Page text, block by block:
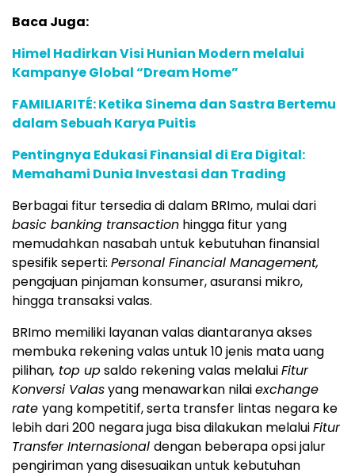
Baca Juga:
Himel Hadirkan Visi Hunian Modern melalui
Kampanye Global “Dream Home”
FAMILIARITÉ: Ketika Sinema dan Sastra Bertemu
dalam Sebuah Karya Puitis
Pentingnya Edukasi Finansial di Era Digital:
Memahami Dunia Investasi dan Trading
Berbagai fitur tersedia di dalam BRImo, mulai dari
basic banking transaction hingga fitur yang
memudahkan nasabah untuk kebutuhan finansial
spesifik seperti: Personal Financial Management,
pengajuan pinjaman konsumer, asuransi mikro,
hingga transaksi valas.
BRImo memiliki layanan valas diantaranya akses
membuka rekening valas untuk 10 jenis mata uang
pilihan, top upsaldo rekening valas melaluiFitur
Konversi Valasyang menawarkan nilaiexchange
rate yang kompetitif, serta transfer lintas negara ke
lebih dari 200 negara juga bisa dilakukan melaluiFitur
Transfer Internasional dengan beberapa opsi jalur
pengiriman yang disesuaikan untuk kebutuhan